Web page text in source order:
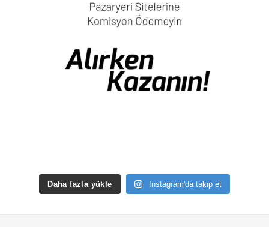
Daha fazla yükle Instagram'da takip et